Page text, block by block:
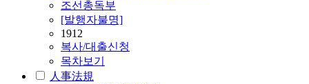
조선총독부
[발행자불명]
1912
복사/대출신청
목차보기
人事法規